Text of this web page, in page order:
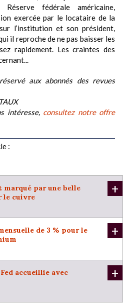
fédérale américaine,
exercée par le locataire de la
l’institution et son président,
il reproche de ne pas baisser les
rapidement. Les craintes des
aux abonnés des revues
intéresse, consultez notre offre
:
marqué par une belle
le cuivre
+
de 3 % pour le
+
accueillie avec
+